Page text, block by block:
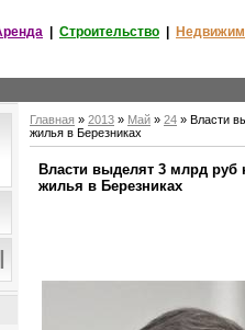
Строительство
Главная » 2013 » Май » 24 » Власти
жилья в Березниках
Власти выделят 3 млрд руб
жилья в Березниках